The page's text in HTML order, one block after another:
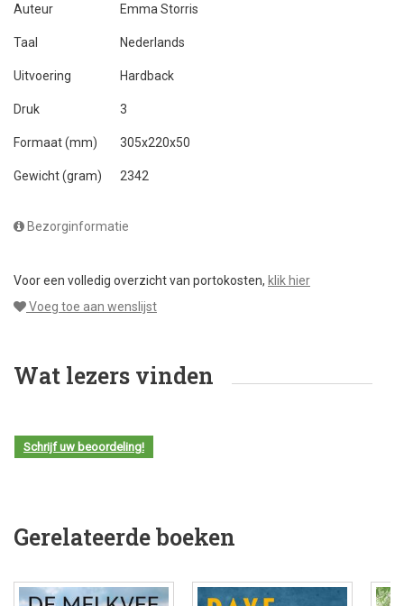
Auteur Emma Storris
Taal Nederlands
Uitvoering Hardback
Druk 3
Formaat (mm) 305x220x50
Gewicht (gram) 2342
Bezorginformatie
Voor een volledig overzicht van portokosten, klik hier
Voeg toe aan wenslijst
Wat lezers vinden
Schrijf uw beoordeling!
Gerelateerde boeken